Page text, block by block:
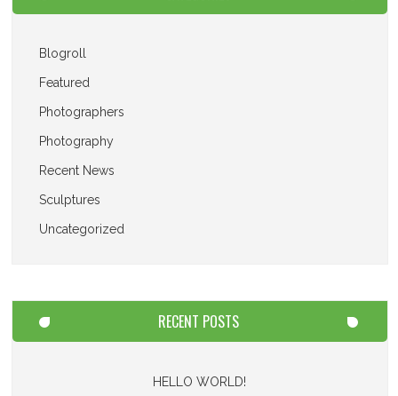
Blogroll
Featured
Photographers
Photography
Recent News
Sculptures
Uncategorized
RECENT POSTS
HELLO WORLD!